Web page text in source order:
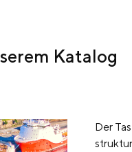
Katalog
Der